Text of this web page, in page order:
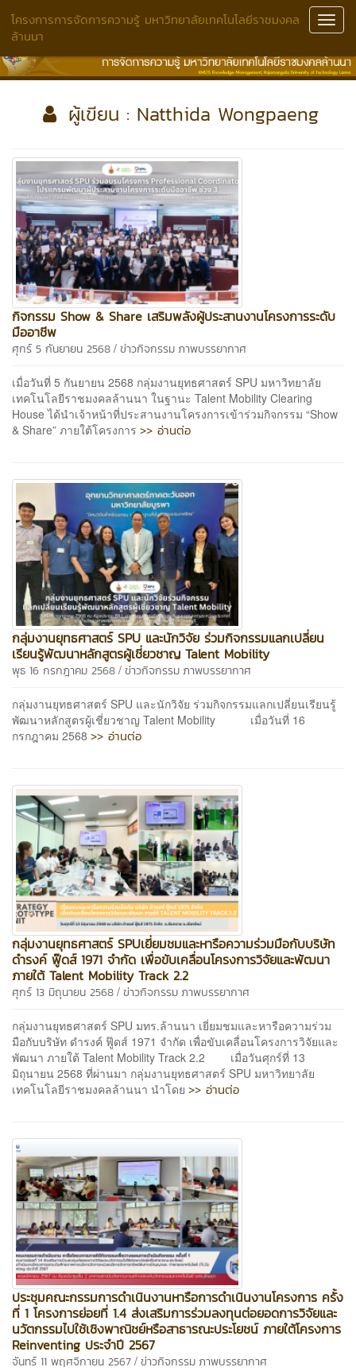
โครงการการจัดการความรู้ มหาวิทยาลัยเทคโนโลยีราชมงคล
ล้านนา
ผู้เขียน : Natthida Wongpaeng
กิจกรรม Show & Share เสริมพลังผู้ประสานงานโครงการระดับ
มืออาชีพ
ศุกร์ 5 กันยายน 2568 / ข่าวกิจกรรมภาพบรรยากาศ
เมื่อวันที่ 5 กันยายน 2568 กลุ่มงานยุทธศาสตร์ SPU มหาวิทยาลัย
เทคโนโลยีราชมงคลล้านนา ในฐานะ Talent Mobility Clearing
House ได้นำเจ้าหน้าที่ประสานงานโครงการเข้าร่วมกิจกรรม “Show
& Share” ภายใต้โครงการ >> อ่านต่อ
กลุ่มงานยุทธศาสตร์ SPU และนักวิจัย ร่วมกิจกรรมแลกเปลี่ยน
เรียนรู้พัฒนาหลักสูตรผู้เชี่ยวชาญ Talent Mobility
พุธ 16 กรกฎาคม 2568 / ข่าวกิจกรรมภาพบรรยากาศ
กลุ่มงานยุทธศาสตร์ SPU และนักวิจัย ร่วมกิจกรรมแลกเปลี่ยนเรียนรู้
พัฒนาหลักสูตรผู้เชี่ยวชาญ Talent Mobility เมื่อวันที่ 16
กรกฎาคม 2568 >> อ่านต่อ
กลุ่มงานยุทธศาสตร์ SPUเยี่ยมชมและหารือความร่วมมือกับบริษัท
ดำรงค์ ฟู๊ดส์ 1971 จำกัด เพื่อขับเคลื่อนโครงการวิจัยและพัฒนา
ภายใต้ Talent Mobility Track 2.2
ศุกร์ 13 มิถุนายน 2568 / ข่าวกิจกรรมภาพบรรยากาศ
กลุ่มงานยุทธศาสตร์ SPU มทร.ล้านนา เยี่ยมชมและหารือความร่วม
มือกับบริษัท ดำรงค์ ฟู๊ดส์ 1971 จำกัด เพื่อขับเคลื่อนโครงการวิจัยและ
พัฒนา ภายใต้ Talent Mobility Track 2.2 เมื่อวันศุกร์ที่ 13
มิถุนายน 2568 ที่ผ่านมา กลุ่มงานยุทธศาสตร์ SPU มหาวิทยาลัย
เทคโนโลยีราชมงคลล้านนา นำโดย >> อ่านต่อ
ประชุมคณะกรรมการดำเนินงานหารือการดำเนินงานโครงการ ครั้ง
ที่ 1 โครงการย่อยที่ 1.4 ส่งเสริมการร่วมลงทุนต่อยอดการวิจัยและ
นวัตกรรมไปใช้เชิงพาณิชย์หรือสาธารณะประโยชน์ ภายใต้โครงการ
Reinventing ประจำปี 2567
จันทร์ 11 พฤศจิกายน 2567 / ข่าวกิจกรรมภาพบรรยากาศ